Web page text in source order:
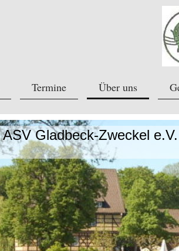
Termine Über uns
ASV Gladbeck-Zweckel e.V.